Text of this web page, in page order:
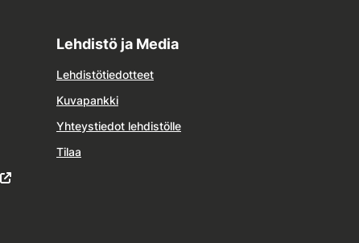
Lehdistö ja Media
Lehdistötiedotteet
Kuvapankki
Yhteystiedot lehdistölle
Tilaa